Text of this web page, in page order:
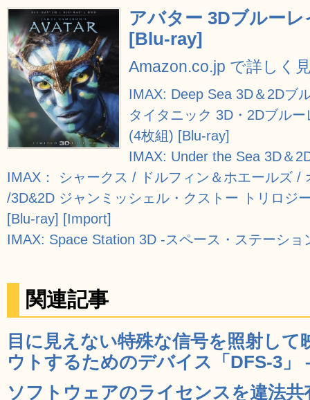
アバター 3Dブルー
[Blu-ray]
Amazon.co.jp で詳しく
IMAX: Deep Sea 3D＆2Dブ
タイタニック 3D・2Dブル
(4枚組) [Blu-ray]
IMAX: Under the Sea 3D＆
IMAX： シャークス / ドルフィン＆ホエールズ /
/3D&2D ジャンミッシェル・クストー トリロジ
[Blu-ray] [Import]
IMAX: Space Station 3D -スペース・ステーシ
関連記事
目に見えない特殊な信号を照射し
ウトするためのデバイス「DFS-3」
ソフトウェアのライセンスを違法